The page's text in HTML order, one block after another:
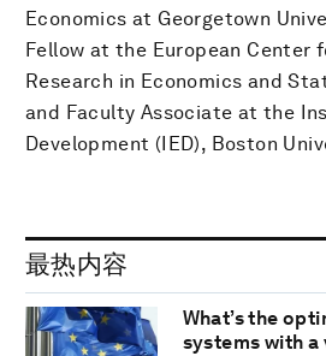
Economics at Georgetown
Fellow at the European Center
Research in Economics and
and Faculty Associate at the
Development (IED), Boston
最热内容
What’s the
systems with a